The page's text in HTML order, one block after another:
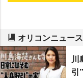
オリコンニュー
川
引